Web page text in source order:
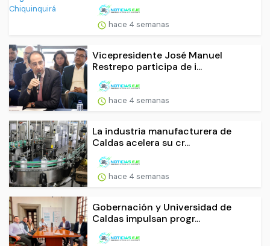
hace 4 semanas
Vicepresidente José Manuel
Restrepo participa de i...
hace 4 semanas
La industria manufacturera de
Caldas acelera su cr...
hace 4 semanas
Gobernación y Universidad de
Caldas impulsan progr...